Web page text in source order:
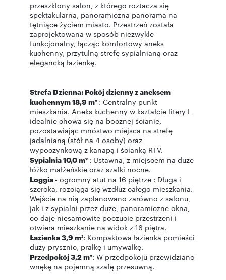
przeszklony salon, z którego roztacza się
spektakularna, panoramiczna panorama na
tętniące życiem miasto. Przestrzeń została
zaprojektowana w sposób niezwykle
funkcjonalny, łącząc komfortowy aneks
kuchenny, przytulną strefę sypialnianą oraz
elegancką łazienkę.
Strefa Dzienna: Pokój dzienny z aneksem
kuchennym 18,9 m² : Centralny punkt
mieszkania. Aneks kuchenny w kształcie litery L
idealnie chowa się na bocznej ścianie,
pozostawiając mnóstwo miejsca na strefę
jadalnianą (stół na 4 osoby) oraz
wypoczynkową z kanapą i ścianką RTV.
Sypialnia 10,0 m² : Ustawna, z miejscem na duże
łóżko małżeńskie oraz szafki nocne.
Loggia - ogromny atut na 16 piętrze : Długa i
szeroka, rozciąga się wzdłuż całego mieszkania.
Wejście na nią zaplanowano zarówno z salonu,
jak i z sypialni przez duże, panoramiczne okna,
co daje niesamowite poczucie przestrzeni i
otwiera mieszkanie na widok z 16 piętra.
Łazienka 3,9 m²: Kompaktowa łazienka pomieści
duży prysznic, pralkę i umywalkę.
Przedpokój 3,2 m²: W przedpokoju przewidziano
wnękę na pojemną szafę przesuwną.